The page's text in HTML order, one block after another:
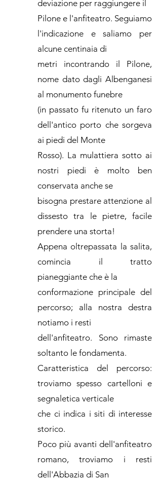
deviazione per raggiungere il
Pilone e l'anfiteatro. Seguiamo
l'indicazione e saliamo per
alcune centinaia di
metri incontrando il Pilone,
nome dato dagli Albenganesi
al monumento funebre
(in passato fu ritenuto un faro
dell'antico porto che sorgeva
ai piedi del Monte
Rosso). La mulattiera sotto ai
nostri piedi è molto ben
conservata anche se
bisogna prestare attenzione al
dissesto tra le pietre, facile
prendere una storta!
Appena oltrepassata la salita,
comincia il tratto
pianeggiante che è la
conformazione principale del
percorso; alla nostra destra
notiamo i resti
dell'anfiteatro. Sono rimaste
soltanto le fondamenta.
Caratteristica del percorso:
troviamo spesso cartelloni e
segnaletica verticale
che ci indica i siti di interesse
storico.
Poco più avanti dell'anfiteatro
romano, troviamo i resti
dell'Abbazia di San